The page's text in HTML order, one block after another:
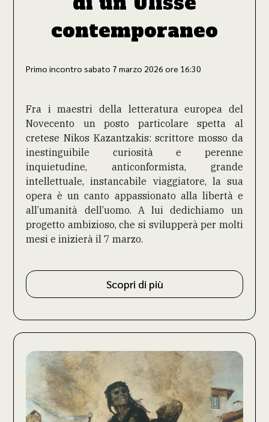
contemporaneo
Primo incontro sabato 7 marzo 2026 ore 16:30
Fra i maestri della letteratura europea del
Novecento un posto particolare spetta al
cretese Nikos Kazantzakis: scrittore mosso da
inestinguibile curiosità e perenne
inquietudine, anticonformista, grande
intellettuale, instancabile viaggiatore, la sua
opera è un canto appassionato alla libertà e
all’umanità dell’uomo. A lui dedichiamo un
progetto ambizioso, che si svilupperà per molti
mesi e inizierà il 7 marzo.
Scopri di più